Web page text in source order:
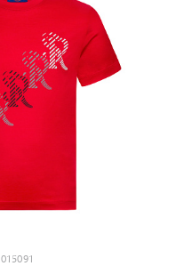
015091